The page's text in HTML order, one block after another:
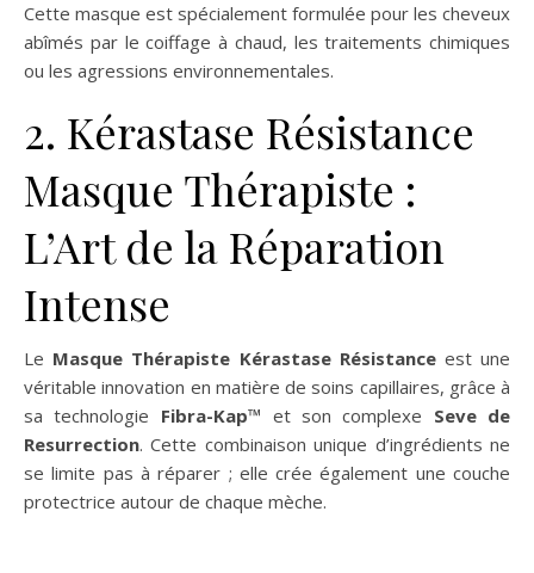
Cette masque est spécialement formulée pour les cheveux
abîmés par le coiffage à chaud, les traitements chimiques
ou les agressions environnementales.
2. Kérastase Résistance
Masque Thérapiste :
L’Art de la Réparation
Intense
Le Masque Thérapiste Kérastase Résistanceest une
véritable innovation en matière de soins capillaires, grâce à
sa technologie Fibra-Kap™ et son complexe Seve de
Resurrection. Cette combinaison unique d’ingrédients ne
se limite pas à réparer ; elle crée également une couche
protectrice autour de chaque mèche.